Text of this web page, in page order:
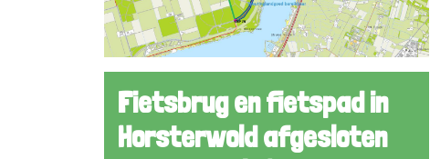
Fietsbrug en fietspad in
Horsterwold afgesloten